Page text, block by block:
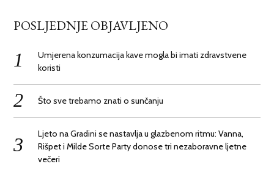
POSLJEDNJE OBJAVLJENO
Umjerena konzumacija kave mogla bi imati zdravstvene
koristi
Što sve trebamo znati o sunčanju
Ljeto na Gradini se nastavlja u glazbenom ritmu: Vanna,
Rišpet i Milde Sorte Party donose tri nezaboravne ljetne
večeri